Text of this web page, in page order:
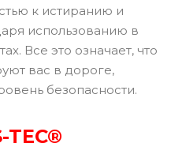
к истиранию и
использованию в
Все это означает, что
вас в дороге,
безопасности.
TEC®